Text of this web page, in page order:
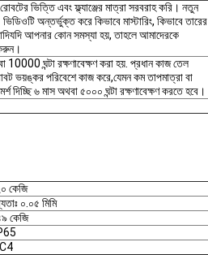
ভিত্তি এবং ফ্ল্যাঞ্জের মাত্রা সরবরাহ করি। নতুন
অন্তর্ভুক্ত করে কিভাবে মাস্টারিং, কিভাবে তারের
আপনার কোন সমস্যা হয়, তাহলে আমাদেরকে
ঘন্টা রক্ষণাবেক্ষণ করা হয়. প্রধান কাজ তেল
ভয়ঙ্কর পরিবেশে কাজ করে,যেমন কম তাপমাত্রা বা
দিচ্ছি ৬ মাস অথবা ৫০০০ ঘন্টা রক্ষণাবেক্ষণ করতে হবে।
কেজি
০.০৫ মিমি
কেজি